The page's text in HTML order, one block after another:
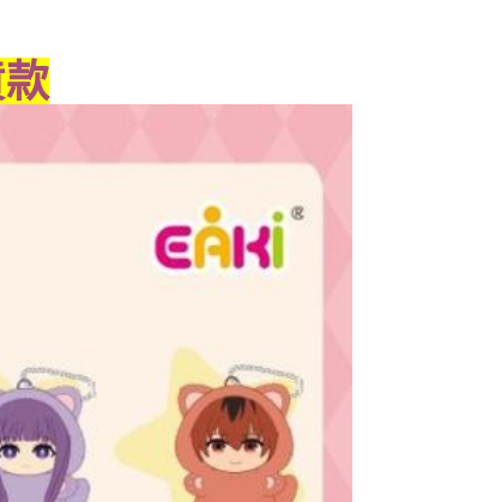
含以上)免運費
/馬祖)-木棉花樂園專用